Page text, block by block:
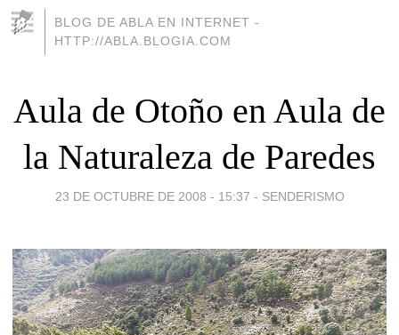
BLOG DE ABLA EN INTERNET -
HTTP://ABLA.BLOGIA.COM
Aula de Otoño en Aula de
la Naturaleza de Paredes
23 DE OCTUBRE DE 2008 - 15:37 - SENDERISMO